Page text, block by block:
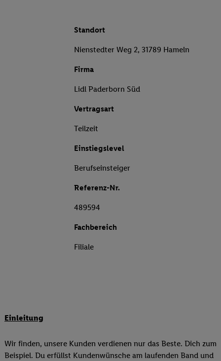
Standort
Nienstedter Weg 2, 31789 Hameln
Firma
Lidl Paderborn Süd
Vertragsart
Teilzeit
Einstiegslevel
Berufseinsteiger
Referenz-Nr.
489594
Fachbereich
Filiale
Einleitung
Wir finden, unsere Kunden verdienen nur das Beste. Dich zum
Beispiel. Du erfüllst Kundenwünsche am laufenden Band und